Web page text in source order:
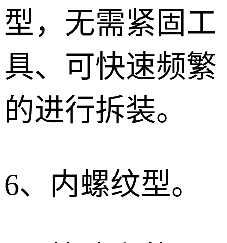
型，无需紧固工
具、可快速频繁
的进行拆装。
6、 内螺纹型。